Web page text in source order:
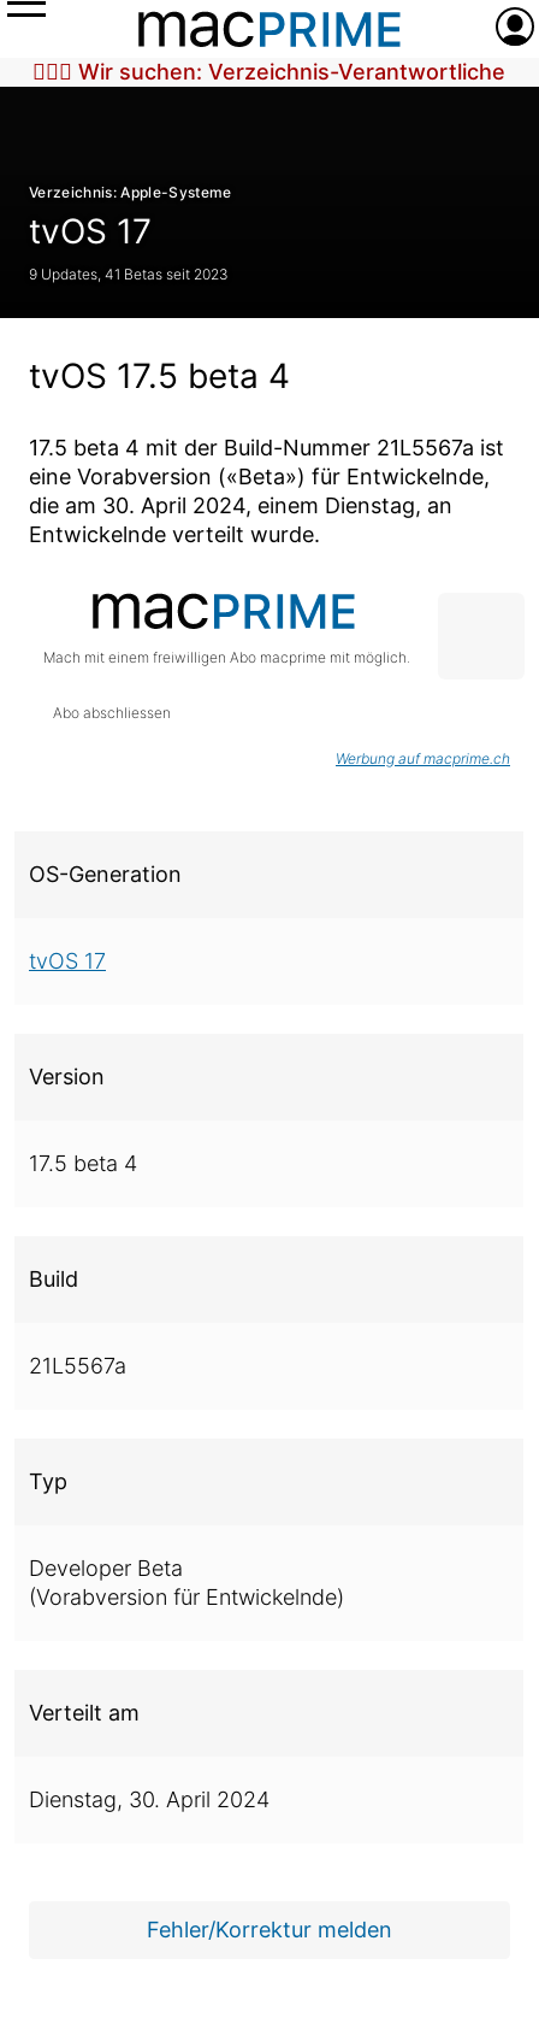
Menü
🕵🏼‍♀️ Wir suchen: Verzeichnis-Verantwortliche
Verzeichnis: Apple-Systeme
tvOS 17
9 Updates, 41 Betas seit 2023
tvOS 17.5 beta 4
17.5 beta 4 mit der Build-Nummer 21L5567a ist
eine Vorabversion («Beta») für Entwickelnde,
die am 30. April 2024, einem Dienstag, an
Entwickelnde verteilt wurde.
Mach mit einem freiwilligen Abo macprime mit möglich.
Abo abschliessen
Werbung auf macprime.ch
OS-Generation
tvOS 17
Version
17.5 beta 4
Build
21L5567a
Typ
Developer Beta
(Vorabversion für Entwickelnde)
Verteilt am
Dienstag, 30. April 2024
Fehler/Korrektur melden